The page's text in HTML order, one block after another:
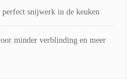
perfect snijwerk in de keuken
minder verblinding en meer